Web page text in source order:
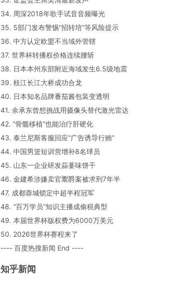
34. 周深2018年歌手试音音频曝光
35. 5部门发布警惕“招转培”等风险提示
36. 中方认定欧盟不当域外管辖
37. 世界杯转播权价格连续腰斩
38. 日本本州东部附近海域发生6.5级地震
39. 枝江长江大桥成功合龙
40. 日本知名品牌番茄酱包装变透明
41. 余承东曾想挑战用摄像头替代激光雷达
42. “骨髓移植”也能治疗肝硬化
43. 泰兰尼斯客服回应“广告诱导行贿”
44. 中国男篮短训营增补8名球员
45. 山东一企业研发蒜薹味饼干
46. 金建希涉嫌卖官鬻爵案被求刑7年半
47. 成都蓉城锁定中超半程冠军
48. “百万学员”知识主播成偷税典型
49. 本届世界杯版权费为6000万美元
50. 2026世界杯赛程来了
---- 百度热搜新闻 End ----
知乎新闻